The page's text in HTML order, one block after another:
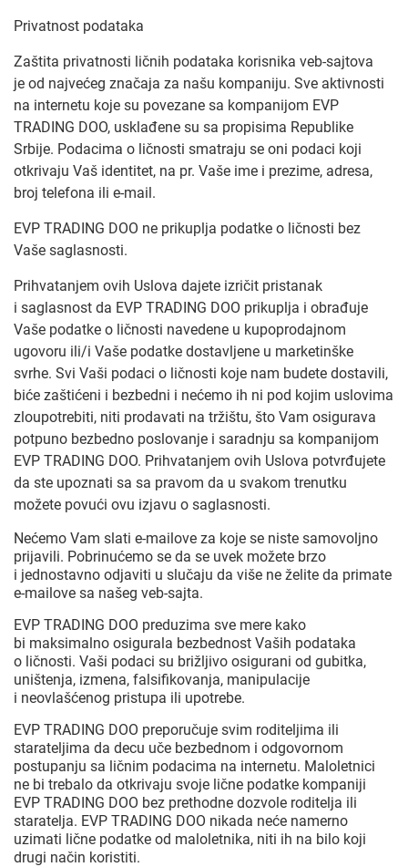
Privatnost podataka
Zaštita privatnosti ličnih podataka korisnika veb-sajtova
je od najvećeg značaja za našu kompaniju. Sve aktivnosti
na internetu koje su povezane sa kompanijom EVP
TRADING DOO, usklađene su sa propisima Republike
Srbije. Podacima o ličnosti smatraju se oni podaci koji
otkrivaju Vaš identitet, na pr. Vaše ime i prezime, adresa,
broj telefona ili e-mail.
EVP TRADING DOO ne prikuplja podatke o ličnosti bez
Vaše saglasnosti.
Prihvatanjem ovih Uslova dajete izričit pristanak
i saglasnost da EVP TRADING DOO prikuplja i obrađuje
Vaše podatke o ličnosti navedene u kupoprodajnom
ugovoru ili/i Vaše podatke dostavljene u marketinške
svrhe. Svi Vaši podaci o ličnosti koje nam budete dostavili,
biće zaštićeni i bezbedni i nećemo ih ni pod kojim uslovima
zloupotrebiti, niti prodavati na tržištu, što Vam osigurava
potpuno bezbedno poslovanje i saradnju sa kompanijom
EVP TRADING DOO. Prihvatanjem ovih Uslova potvrđujete
da ste upoznati sa sa pravom da u svakom trenutku
možete povući ovu izjavu o saglasnosti.
Nećemo Vam slati e-mailove za koje se niste samovoljno
prijavili. Pobrinućemo se da se uvek možete brzo
i jednostavno odjaviti u slučaju da više ne želite da primate
e-mailove sa našeg veb-sajta.
EVP TRADING DOO preduzima sve mere kako
bi maksimalno osigurala bezbednost Vaših podataka
o ličnosti. Vaši podaci su brižljivo osigurani od gubitka,
uništenja, izmena, falsifikovanja, manipulacije
i neovlašćenog pristupa ili upotrebe.
EVP TRADING DOO preporučuje svim roditeljima ili
starateljima da decu uče bezbednom i odgovornom
postupanju sa ličnim podacima na internetu. Maloletnici
ne bi trebalo da otkrivaju svoje lične podatke kompaniji
EVP TRADING DOO bez prethodne dozvole roditelja ili
staratelja. EVP TRADING DOO nikada neće namerno
uzimati lične podatke od maloletnika, niti ih na bilo koji
drugi način koristiti.